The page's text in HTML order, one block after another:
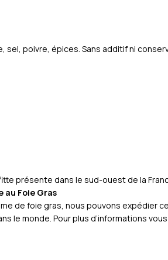
sel, poivre, épices. Sans additif ni
présente dans le sud-ouest de la
au Foie Gras
de foie gras, nous pouvons expédier
le monde. Pour plus d’informations